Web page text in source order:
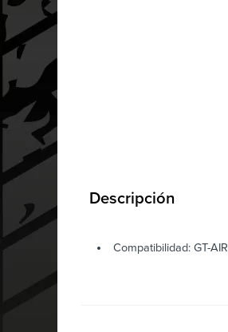
Descripción
Compatibilidad: GT-AIR